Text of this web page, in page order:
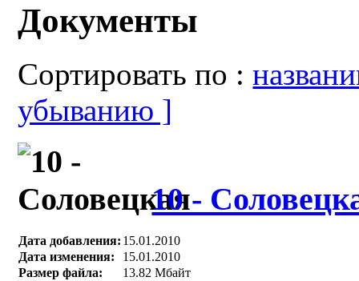
Документы
Сортировать по :
убыванию ]
10 -
Дата добавления: 15.01.2010
Дата изменения:
15.01.2010
Размер файла:
13.82 Мбайт